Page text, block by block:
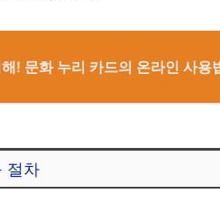
! 문화 누리 카드의 온라인 사용
절차